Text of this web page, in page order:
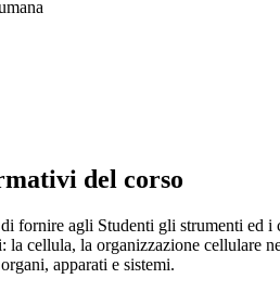
del corso
fornire agli Studenti gli strumenti ed
cellula, la organizzazione cellulare
apparati e sistemi.